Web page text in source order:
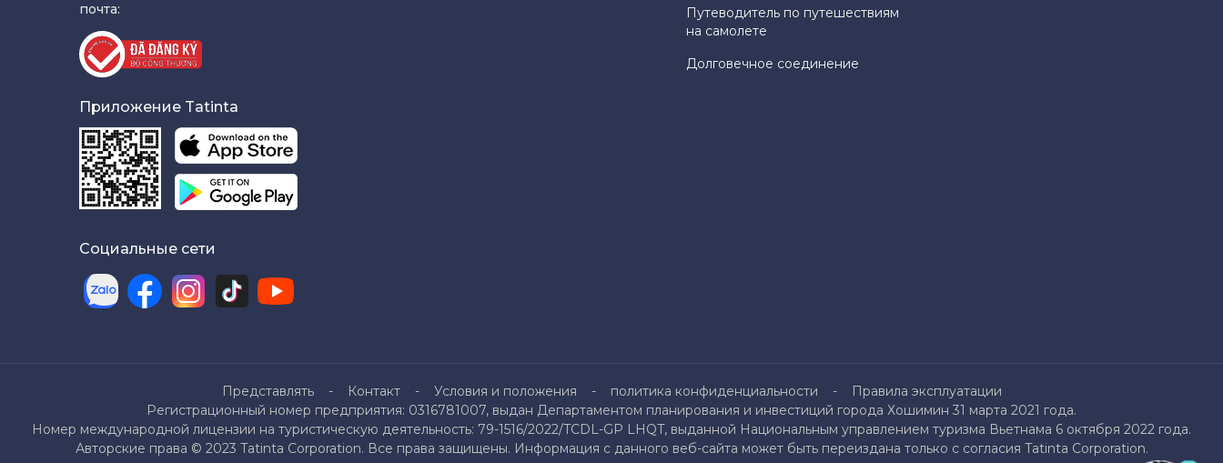
почта:
Приложение Tatinta
Социальные сети
Путеводитель по путешествиям
на самолете
Долговечное соединение
Представлять Контакт Условия и положения политика конфиденциальности
Правила эксплуатации
Регистрационный номер предприятия: 0316781007, выдан Департаментом планирования и инвестиций города Хошимин 31 марта 2021 года.
Номер международной лицензии на туристическую деятельность: 79-1516/2022/TCDL-GP LHQT, выданной Национальным управлением туризма Вьетнама 6 октября 2022 года.
Авторские права © 2023 Tatinta Corporation. Все права защищены. Информация с данного веб-сайта может быть переиздана только с согласия Tatinta Corporation.